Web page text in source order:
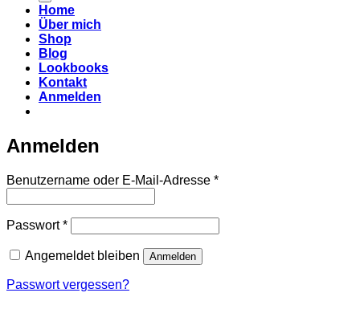
Home
Über mich
Shop
Blog
Lookbooks
Kontakt
Anmelden
Anmelden
Benutzername oder E-Mail-Adresse *Erforderlich
Passwort*Erforderlich
Angemeldet bleiben Anmelden
Passwort vergessen?